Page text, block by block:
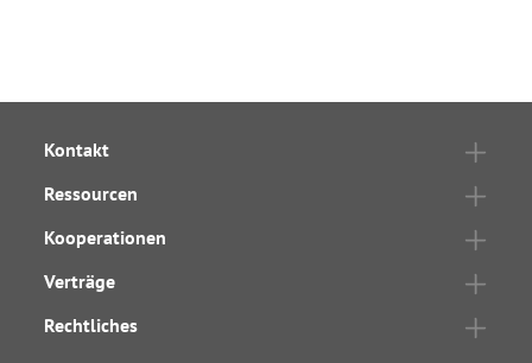
Kontakt
Ressourcen
Kooperationen
Verträge
Rechtliches